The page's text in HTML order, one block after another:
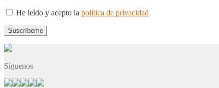
He leído y acepto la política de privacidad
Síguenos